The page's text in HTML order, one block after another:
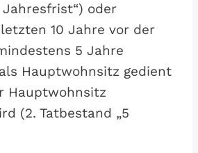
oder
10 Jahre vor der
5 Jahre
Hauptwohnsitz gedient
Hauptwohnsitz
(2. Tatbestand „5